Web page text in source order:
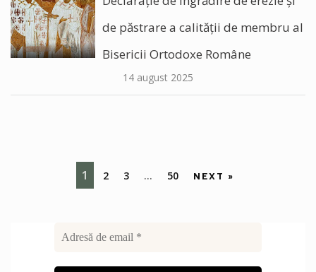
de păstrare a calității de membru al
Bisericii Ortodoxe Române
14 august 2025
1 2 3 … 50 NEXT »